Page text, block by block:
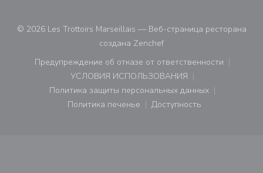
© 2026 Les Trottoirs Marseillais — Веб-страница ресторана
создана Zenchef((открывается в новом
Предупреждение об отказе от ответственности
((открывается в новом окне))
УСЛОВИЯ ИСПОЛЬЗОВАНИЯ
((открывается в новом окне))
Политика защиты персональных данных
((открывается в новом окне))
Политика печенье
((открывается в новом окне))
Доступность
((открывается в